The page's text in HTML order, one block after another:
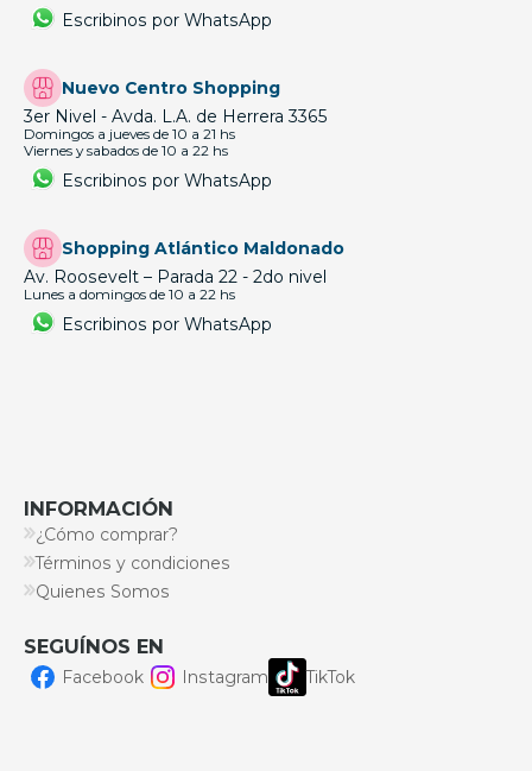
Escribinos por WhatsApp
Nuevo Centro Shopping
3er Nivel - Avda. L.A. de Herrera 3365
Domingos a jueves de 10 a 21 hs
Viernes y sabados de 10 a 22 hs
Escribinos por WhatsApp
Shopping Atlántico Maldonado
Av. Roosevelt – Parada 22 - 2do nivel
Lunes a domingos de 10 a 22 hs
Escribinos por WhatsApp
INFORMACIÓN
¿Cómo comprar?
Términos y condiciones
Quienes Somos
SEGUÍNOS EN
Facebook Instagram TikTok